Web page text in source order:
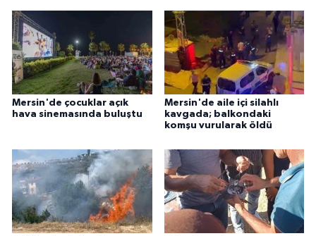
Mersin'de çocuklar açık
hava sinemasında buluştu
Mersin'de aile içi silahlı
kavgada; balkondaki
komşu vurularak öldü